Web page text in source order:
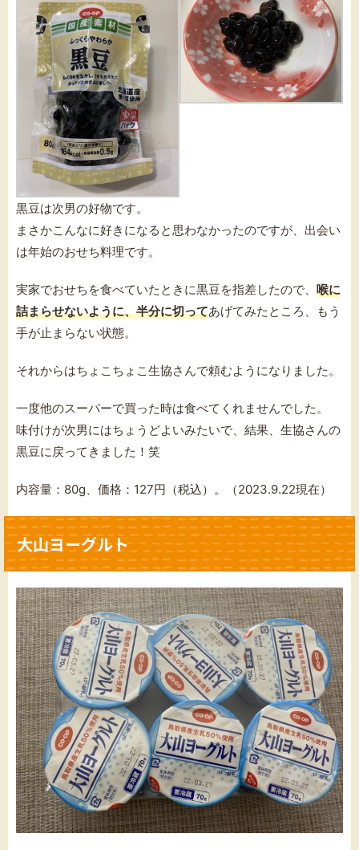
黒豆は次男の好物です。
まさかこんなに好きになると思わなかったのですが、出会い
は年始のおせち料理です。
実家でおせちを食べていたときに黒豆を指差したので、 喉に
詰まらせないように、半分に切ってあげてみたところ、もう
手が止まらない状態。
それからはちょこちょこ生協さんで頼むようになりました。
一度他のスーパーで買った時は食べてくれませんでした。
味付けが次男にはちょうどよいみたいで、結果、生協さんの
黒豆に戻ってきました！笑
内容量：80g、価格：127円（税込）。（2023.9.22現在）
大山ヨーグルト